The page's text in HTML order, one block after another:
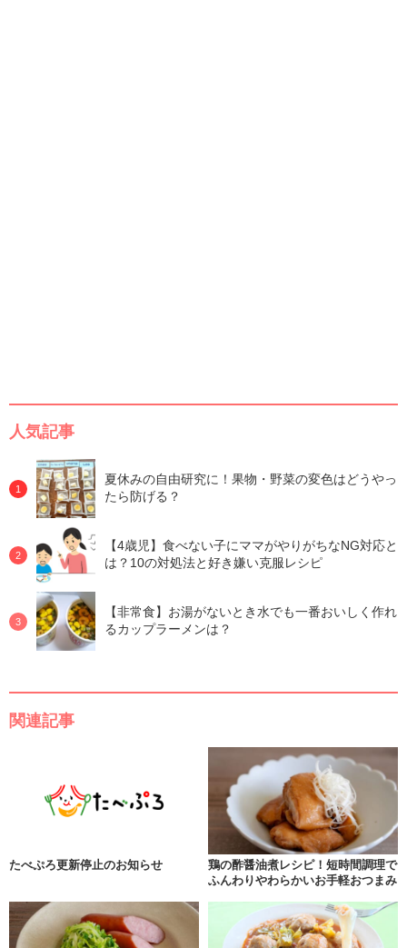
人気記事
夏休みの自由研究に！果物・野菜の変色はどうやっ
たら防げる？
【4歳児】食べない子にママがやりがちなNG対応と
は？10の対処法と好き嫌い克服レシピ
【非常食】お湯がないとき水でも一番おいしく作れ
るカップラーメンは？
関連記事
たべぷろ更新停止のお知らせ
鶏の酢醤油煮レシピ！短時間調理で
ふんわりやわらかいお手軽おつまみ